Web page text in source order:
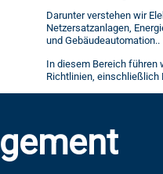
Darunter verstehen wir
Netzersatzanlagen,
und Gebäudeautomation..
In diesem Bereich führen
Richtlinien, einschließlich